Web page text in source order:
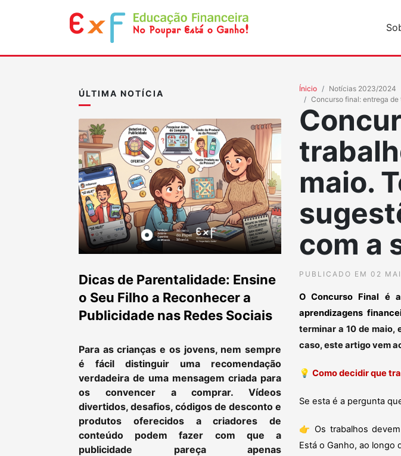
ÚLTIMA NOTÍCIA
Dicas de Parentalidade: Ensine
o Seu Filho a Reconhecer a
Publicidade nas Redes Sociais
Para as crianças e os jovens, nem sempre
é fácil distinguir uma recomendação
verdadeira de uma mensagem criada para
os convencer a comprar. Vídeos
divertidos, desafios, códigos de desconto e
produtos oferecidos a criadores de
conteúdo podem fazer com que a
publicidade pareça apenas
Ínicio
Notícias 2023/2024
Concurso final: entrega de
maio.
com a
PUBLICADO EM 02
O Concurso Final é
aprendizagens
terminar a 10 de maio,
caso, este artigo vem
💡 Como decidir que
Se esta é a pergunta
👉 Os trabalhos
Está o Ganho, ao longo